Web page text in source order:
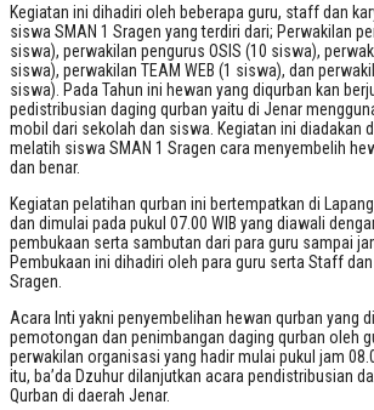
Kegiatan ini dihadiri oleh beberapa guru, staff dan
siswa SMAN 1 Sragen yang terdiri dari; Perwakilan
siswa), perwakilan pengurus OSIS (10 siswa),
siswa), perwakilan TEAM WEB (1 siswa), dan
siswa). Pada Tahun ini hewan yang diqurban kan
pedistribusian daging qurban yaitu di Jenar
mobil dari sekolah dan siswa. Kegiatan ini diadakan
melatih siswa SMAN 1 Sragen cara menyembelih
dan benar.
Kegiatan pelatihan qurban ini bertempatkan di
dan dimulai pada pukul 07.00 WIB yang diawali
pembukaan serta sambutan dari para guru sampai
Pembukaan ini dihadiri oleh para guru serta Staff dan
Sragen.
Acara Inti yakni penyembelihan hewan qurban yang
pemotongan dan penimbangan daging qurban oleh
perwakilan organisasi yang hadir mulai pukul jam
itu, ba’da Dzuhur dilanjutkan acara pendistribusian
Qurban di daerah Jenar.